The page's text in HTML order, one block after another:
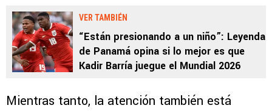
VER TAMBIÉN
“Están presionando a un niño”: Leyenda
de Panamá opina si lo mejor es que
Kadir Barría juegue el Mundial 2026
Mientras tanto, la atención también está